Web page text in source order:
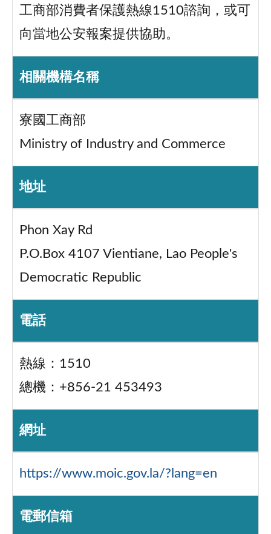
工商部消費者保護熱線1510諮詢，或可
向當地公安報案提供協助。
相關機構名稱
寮國工商部
Ministry of Industry and Commerce
地址
Phon Xay Rd
P.O.Box 4107 Vientiane, Lao People's
Democratic Republic
電話
熱線：1510
總機：+856-21 453493
網址
https://www.moic.gov.la/?lang=en
電郵信箱